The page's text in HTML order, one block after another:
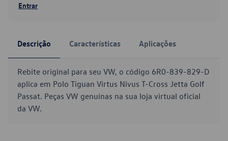
Entrar
Descrição Características Aplicações
Rebite original para seu VW, o código 6R0-839-829-D
aplica em Polo Tiguan Virtus Nivus T-Cross Jetta Golf
Passat. Peças VW genuínas na sua loja virtual oficial
da VW.